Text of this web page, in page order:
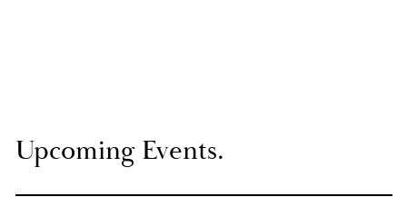
Up­co­ming Events.